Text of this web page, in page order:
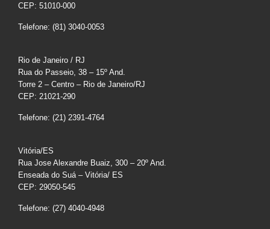
CEP: 51010-000
Telefone: (81) 3040-0053
Rio de Janeiro / RJ
Rua do Passeio, 38 – 15º And.
Torre 2 – Centro – Rio de Janeiro/RJ
CEP: 21021-290
Telefone: (21) 2391-4764
Vitória/ES
Rua Jose Alexandre Buaiz, 300 – 20º And.
Enseada do Suá – Vitória/ ES
CEP: 29050-545
Telefone: (27) 4040-4948